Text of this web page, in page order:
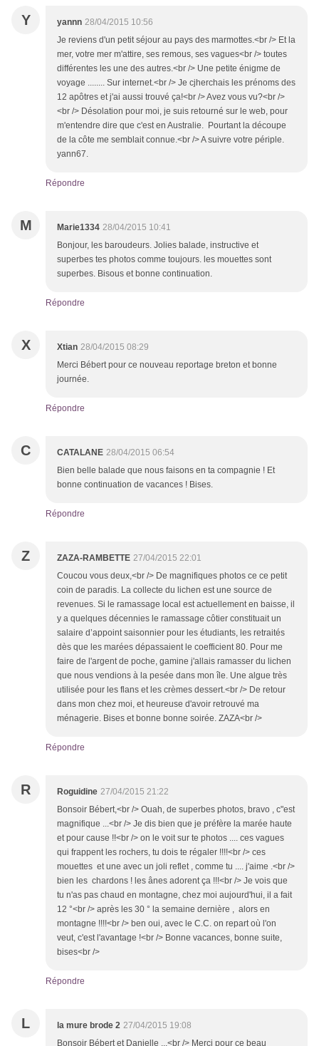
Y yannn 28/04/2015 10:56
Je reviens d'un petit séjour au pays des marmottes.<br /> Et la
mer, votre mer m'attire, ses remous, ses vagues<br /> toutes
différentes les une des autres.<br /> Une petite énigme de
voyage ........ Sur internet.<br /> Je cjherchais les prénoms des
12 apôtres et j'ai aussi trouvé ça!<br /> Avez vous vu?<br />
<br /> Désolation pour moi, je suis retourné sur le web, pour
m'entendre dire que c'est en Australie. Pourtant la découpe
de la côte me semblait connue.<br /> A suivre votre périple.
yann67.
Répondre
M Marie1334 28/04/2015 10:41
Bonjour, les baroudeurs. Jolies balade, instructive et
superbes tes photos comme toujours. les mouettes sont
superbes. Bisous et bonne continuation.
Répondre
X Xtian 28/04/2015 08:29
Merci Bébert pour ce nouveau reportage breton et bonne
journée.
Répondre
C CATALANE 28/04/2015 06:54
Bien belle balade que nous faisons en ta compagnie ! Et
bonne continuation de vacances ! Bises.
Répondre
Z ZAZA-RAMBETTE 27/04/2015 22:01
Coucou vous deux,<br /> De magnifiques photos ce ce petit
coin de paradis. La collecte du lichen est une source de
revenues. Si le ramassage local est actuellement en baisse, il
y a quelques décennies le ramassage côtier constituait un
salaire d’appoint saisonnier pour les étudiants, les retraités
dès que les marées dépassaient le coefficient 80. Pour me
faire de l'argent de poche, gamine j'allais ramasser du lichen
que nous vendions à la pesée dans mon île. Une algue très
utilisée pour les flans et les crèmes dessert.<br /> De retour
dans mon chez moi, et heureuse d'avoir retrouvé ma
ménagerie. Bises et bonne bonne soirée. ZAZA<br />
Répondre
R Roguidine 27/04/2015 21:22
Bonsoir Bébert,<br /> Ouah, de superbes photos, bravo , c"est
magnifique ...<br /> Je dis bien que je préfère la marée haute
et pour cause !!<br /> on le voit sur te photos .... ces vagues
qui frappent les rochers, tu dois te régaler !!!!<br /> ces
mouettes et une avec un joli reflet , comme tu .... j'aime .<br />
bien les chardons ! les ânes adorent ça !!!<br /> Je vois que
tu n'as pas chaud en montagne, chez moi aujourd'hui, il a fait
12 °<br /> après les 30 ° la semaine dernière , alors en
montagne !!!!<br /> ben oui, avec le C.C. on repart où l'on
veut, c'est l'avantage !<br /> Bonne vacances, bonne suite,
bises<br />
Répondre
L la mure brode 2 27/04/2015 19:08
Bonsoir Bébert et Danielle ,,,<br /> Merci pour ce beau